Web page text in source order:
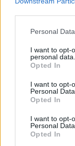
Personal
I want to opt-
personal data.
Opted In
I want to opt-
Personal Data.
Opted In
I want to opt-
Personal
Opted In